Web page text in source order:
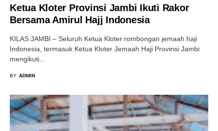
Ketua Kloter Provinsi Jambi Ikuti Rakor
Bersama Amirul Hajj Indonesia
KILAS JAMBI – Seluruh Ketua Kloter rombongan jemaah haji
Indonesia, termasuk Ketua Kloter Jemaah Haji Provinsi Jambi
mengikuti…
BY ADMIN